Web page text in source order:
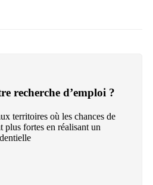
recherche d’emploi ?
territoires où les chances de
plus fortes en réalisant un